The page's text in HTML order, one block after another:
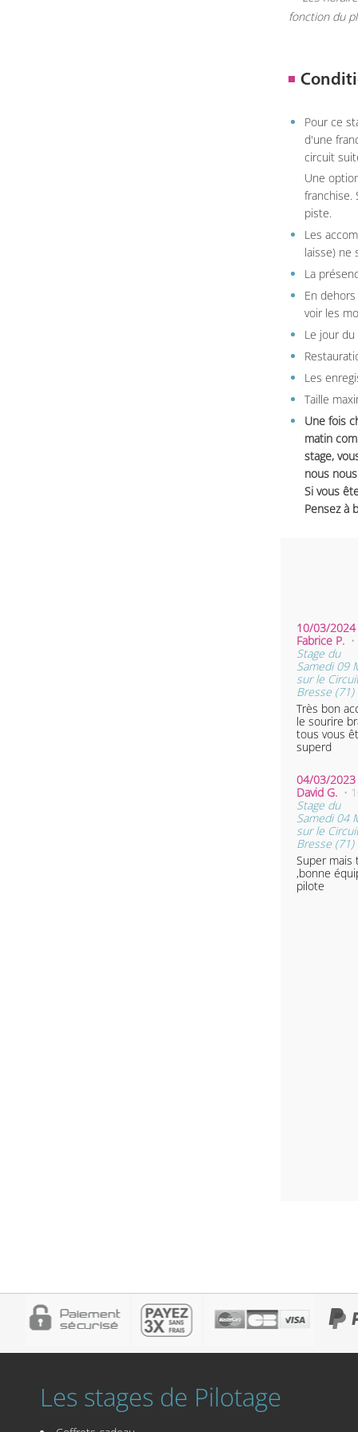
fonction du
Pour ce
d'une
circuit
Une
franchise.
piste.
Les
laisse) ne
La
En
voir les
Le jour
Les
Taille
Une fois
matin
stage,
nous
Si vous
Pensez à
10/03/
Fabrice P.
Stage du
Samedi 09
sur le
Bresse (71)
Très bon
le sourire
tous vous
superd
04/03/2023
David G. •
Stage du
Samedi 04
sur le
Bresse (71)
Super mais
,bonne
pilote
Les stages de Pilotage